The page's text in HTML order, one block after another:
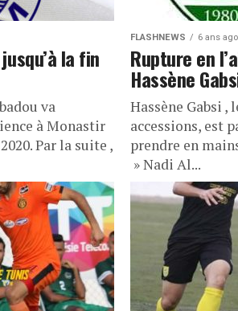
la fin
va
à Monastir
Par la suite ,
FLASHNEWS 6 ans ago
Rupture en
Hassène
Hassène Gabsi ,
accessions, est
prendre en
» Nadi Al...